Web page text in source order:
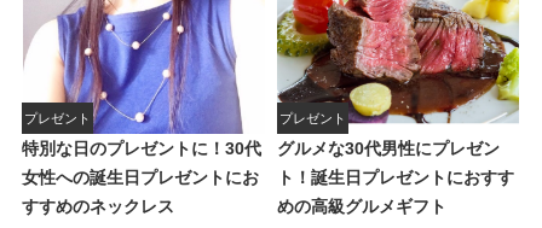
プレゼント
特別な日のプレゼントに！30代
女性への誕生日プレゼントにお
すすめのネックレス
プレゼント
グルメな30代男性にプレゼン
ト！誕生日プレゼントにおすす
めの高級グルメギフト